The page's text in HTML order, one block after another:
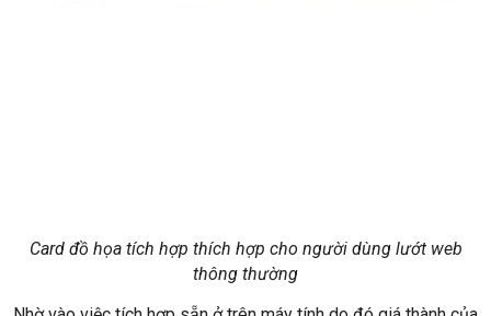
Card đồ họa tích hợp thích hợp cho người dùng lướt web
thông thường